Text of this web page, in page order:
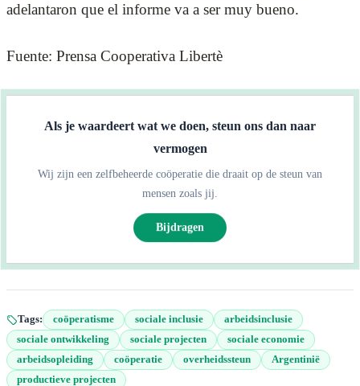
adelantaron que el informe va a ser muy bueno.
Fuente: Prensa Cooperativa Libertè
Als je waardeert wat we doen, steun ons dan naar
vermogen
Wij zijn een zelfbeheerde coöperatie die draait op de steun van
mensen zoals jij.
Bijdragen
Tags: coöperatisme sociale inclusie
arbeidsinclusie
sociale ontwikkeling
sociale projecten
sociale economie
arbeidsopleiding
coöperatie overheidssteun
Argentinië
productieve projecten